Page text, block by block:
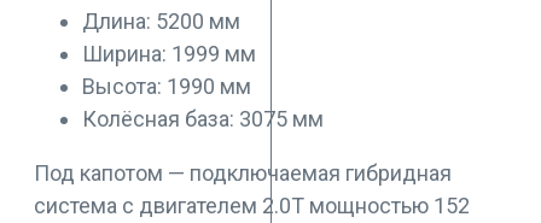
Длина: 5200 мм
Ширина: 1999 мм
Высота: 1990 мм
Колёсная база: 3075 мм
Под капотом — подключаемая гибридная
система с двигателем 2.0T мощностью 152